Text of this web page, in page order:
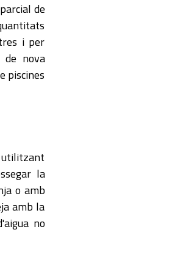
de
i per
nova
piscines
la
o amb
amb la
no